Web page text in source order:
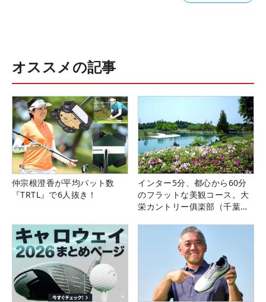
オススメの記事
仲宗根澄香が平均パット数
『TRTL』で6人抜き！
インター5分、都心から60分
のフラットな美観コース。大
栄カントリー俱楽部（千葉